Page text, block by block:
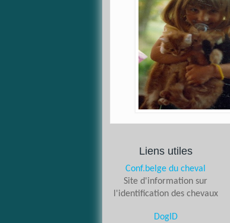
Liens utiles
Conf.belge du cheval
Site d'information sur
l'identification des chevaux
DogID